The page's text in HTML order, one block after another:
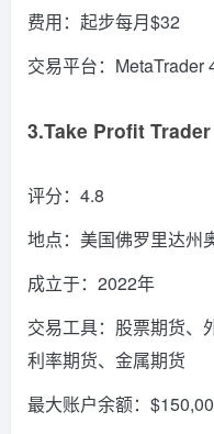
费用：起步每月$32
交易平台：MetaTrader
3.Take Profit Trader
评分：4.8
地点：美国佛罗里达州
成立于：2022年
交易工具：股票期货、
利率期货、金属期货
最大账户余额：